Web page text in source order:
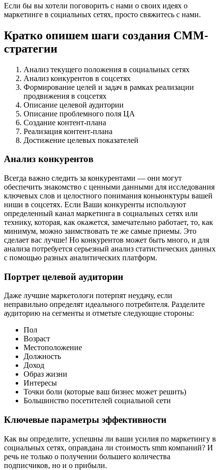
Если бы вы хотели поговорить с нами о своих идеях о
маркетинге в социальных сетях, просто свяжитесь с нами.
Кратко опишем шаги создания СММ-
стратегии
Анализ текущего положения в социальных сетях
Анализ конкурентов в соцсетях
Формирование целей и задач в рамках реализации
продвижения в соцсетях
Описание целевой аудитории
Описание проблемного поля ЦА
Создание контент-плана
Реализация контент-плана
Достижение целевых показателей
Анализ конкурентов
Всегда важно следить за конкурентами — они могут
обеспечить знакомство с ценными данными для исследования
ключевых слов и целостного понимания коньюнктуры вашей
ниши в соцсетях. Если Ваши конкуренты используют
определенный канал маркетинга в социальных сетях или
технику, которая, как окажется, замечательно работает, то, как
минимум, можно заимствовать те же самые приемы. Это
сделает вас лучше! Но конкурентов может быть много, и для
анализа потребуется серьезный анализ статистических данных
с помощью разных аналитических платформ.
Портрет целевой аудитории
Даже лучшие маркетологи потерпят неудачу, если
неправильно определят идеального потребителя. Разделите
аудиторию на сегменты и отметьте следующие стороны:
Пол
Возраст
Местоположение
Должность
Доход
Образ жизни
Интересы
Точки боли (которые ваш бизнес может решить)
Большинство посетителей социальной сети
Ключевые параметры эффективности
Как вы определите, успешны ли ваши усилия по маркетингу в
социальных сетях, оправдана ли стоимость smm компаний? И
речь не только о получении большего количества
подписчиков, но и о прибыли.